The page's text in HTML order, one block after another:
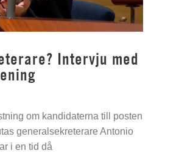
Intervju med
om kandidaterna till posten
generalsekreterare Antonio
i en tid då